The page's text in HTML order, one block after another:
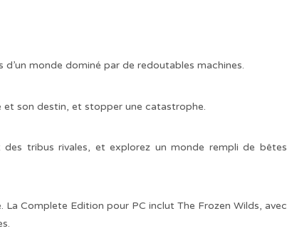
monde dominé par de redoutables machines.
et son destin, et stopper une catastrophe.
tribus rivales, et explorez un monde rempli de bêtes
Complete Edition pour PC inclut The Frozen Wilds, avec